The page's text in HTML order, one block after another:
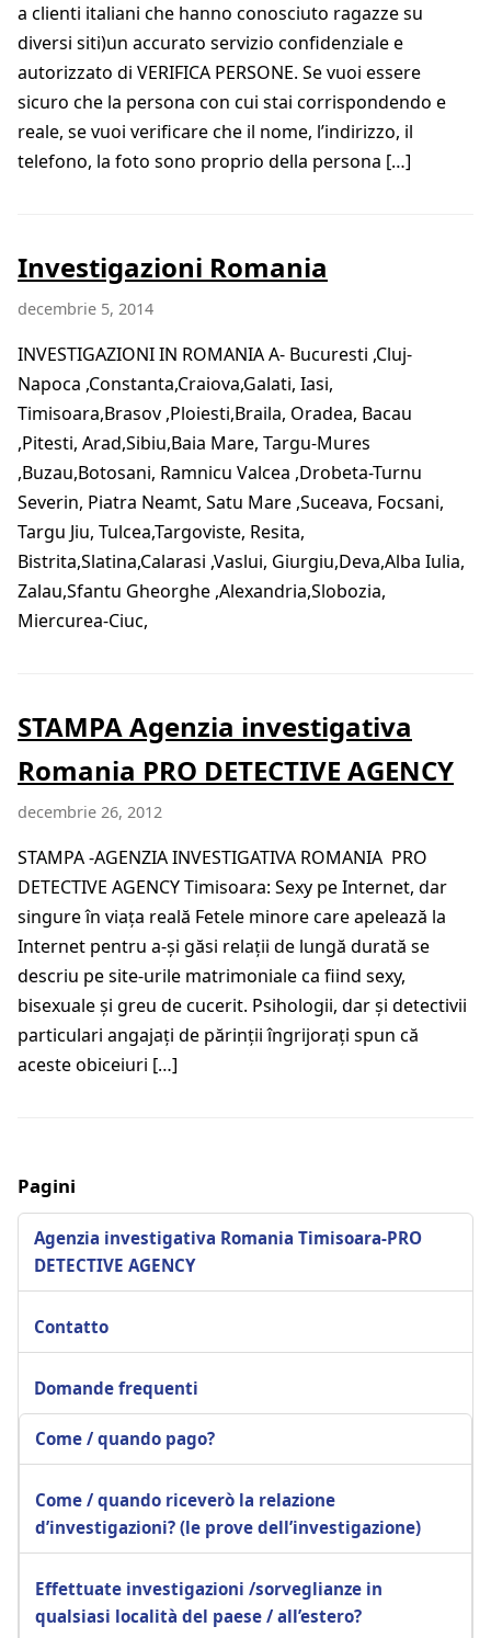
a clienti italiani che hanno conosciuto ragazze su
diversi siti)un accurato servizio confidenziale e
autorizzato di VERIFICA PERSONE. Se vuoi essere
sicuro che la persona con cui stai corrispondendo e
reale, se vuoi verificare che il nome, l’indirizzo, il
telefono, la foto sono proprio della persona […]
Investigazioni Romania
decembrie 5, 2014
INVESTIGAZIONI IN ROMANIA A- Bucuresti ,Cluj-
Napoca ,Constanta,Craiova,Galati, Iasi,
Timisoara,Brasov ,Ploiesti,Braila, Oradea, Bacau
,Pitesti, Arad,Sibiu,Baia Mare, Targu-Mures
,Buzau,Botosani, Ramnicu Valcea ,Drobeta-Turnu
Severin, Piatra Neamt, Satu Mare ,Suceava, Focsani,
Targu Jiu, Tulcea,Targoviste, Resita,
Bistrita,Slatina,Calarasi ,Vaslui, Giurgiu,Deva,Alba Iulia,
Zalau,Sfantu Gheorghe ,Alexandria,Slobozia,
Miercurea-Ciuc,
STAMPA Agenzia investigativa
Romania PRO DETECTIVE AGENCY
decembrie 26, 2012
STAMPA -AGENZIA INVESTIGATIVA ROMANIA PRO
DETECTIVE AGENCY Timisoara: Sexy pe Internet, dar
singure în viaţa reală Fetele minore care apelează la
Internet pentru a-şi găsi relaţii de lungă durată se
descriu pe site-urile matrimoniale ca fiind sexy,
bisexuale şi greu de cucerit. Psihologii, dar şi detectivii
particulari angajaţi de părinţii îngrijoraţi spun că
aceste obiceiuri […]
Pagini
Agenzia investigativa Romania Timisoara-PRO
DETECTIVE AGENCY
Contatto
Domande frequenti
Come / quando pago?
Come / quando riceverò la relazione
d’investigazioni? (le prove dell’investigazione)
Effettuate investigazioni /sorveglianze in
qualsiasi località del paese / all’estero?